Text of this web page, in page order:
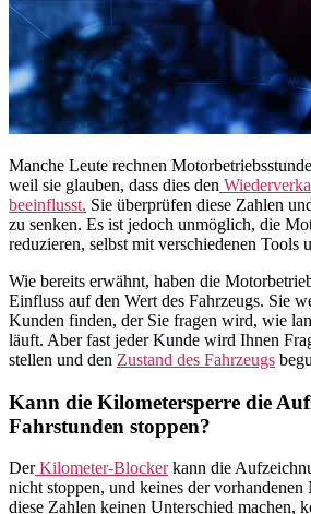
Manche Leute rechnen
weil sie glauben, dass dies den
beeinflusst. Sie überprüfen diese Zahlen
zu senken. Es ist jedoch unmöglich, die
reduzieren, selbst mit verschiedenen Tools
Wie bereits erwähnt, haben die
Einfluss auf den Wert des Fahrzeugs. Sie
Kunden finden, der Sie fragen wird, wie
läuft. Aber fast jeder Kunde wird Ihnen
stellen und den Zustand des Fahrzeugs
Kann die Kilometersperre die
Fahrstunden stoppen?
DerKilometer-Blockerkann die
nicht stoppen, und keines der
diese Zahlen keinen Unterschied machen,